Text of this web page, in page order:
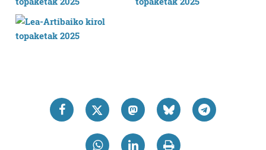
fitxategiak erabiltzen ditu. Zure esperientzia eta
zerbitzuak hobetzeko asmoz, cookie teknologiaz
baliatzen gara. Ohar hau onartuz gero, teknologia hori